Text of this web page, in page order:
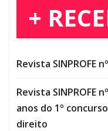
+
Revista SINPROFE
Revista SINPROFE
anos do 1º
direito